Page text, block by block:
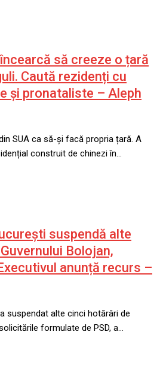
să creeze o țară
Caută rezidenți cu
și pronataliste – Aleph
SUA ca să-și facă propria țară. A
construit de chinezi în…
suspendă alte
Bolojan,
anunță recurs –
suspendat alte cinci hotărâri de
formulate de PSD, a…